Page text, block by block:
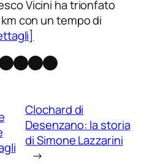
Vicini ha trionfato
con un tempo di
X Threads
Telegram
Clochard di
Desenzano: la storia
di Simone Lazzarini
→